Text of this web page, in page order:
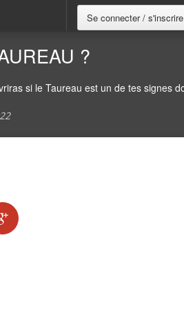
Se connecter / s'inscrire
?
si le Taureau est un de tes signes